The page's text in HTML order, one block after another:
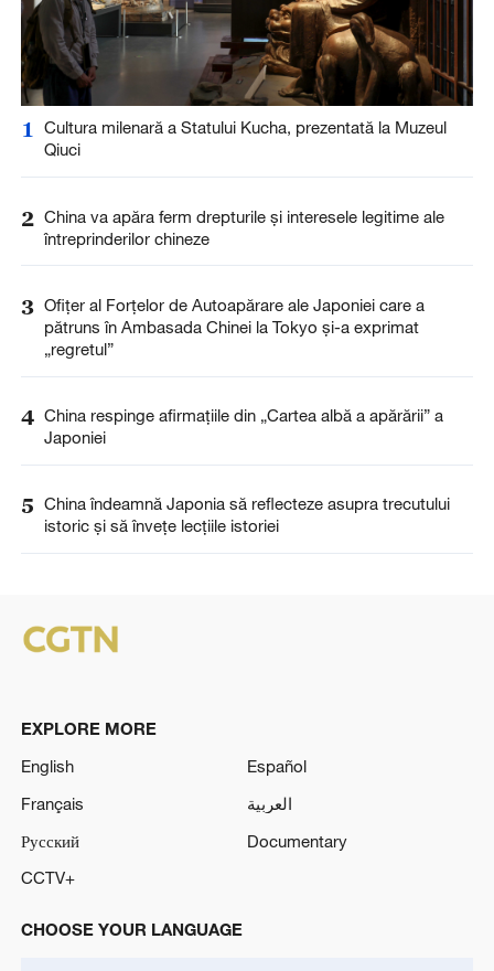
1
Cultura milenară a Statului Kucha, prezentată la Muzeul
Qiuci
2 China va apăra ferm drepturile și interesele legitime ale
întreprinderilor chineze
3 Ofițer al Forțelor de Autoapărare ale Japoniei care a
pătruns în Ambasada Chinei la Tokyo și-a exprimat
„regretul”
4 China respinge afirmațiile din „Cartea albă a apărării” a
Japoniei
5 China îndeamnă Japonia să reflecteze asupra trecutului
istoric și să învețe lecțiile istoriei
EXPLORE MORE
English
Español
Français
العربية
Русский
Documentary
CCTV+
CHOOSE YOUR LANGUAGE